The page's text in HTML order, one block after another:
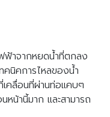
าจากหยดน้ำที่ตกลง
คนิคการไหลของน้ำ
คลื่อนที่ผ่านท่อแคบๆ
หน้านี้มาก และสามารถ